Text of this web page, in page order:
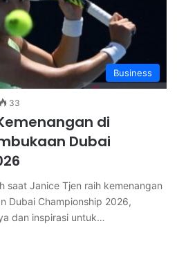
Business
33
di
Dubai
saat Janice Tjen raih kemenangan
Dubai Championship 2026,
dan inspirasi untuk…